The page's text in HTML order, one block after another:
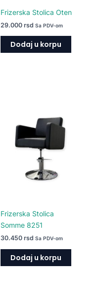
Frizerska Stolica Oten
29.000 rsd Sa PDV-om
Dodaj u korpu
Frizerska Stolica
Somme 8251
30.450 rsd Sa PDV-om
Dodaj u korpu